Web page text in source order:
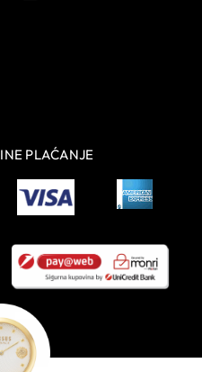
PLAĆANJE